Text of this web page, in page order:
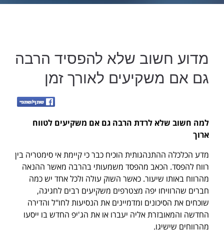
מדוע חשוב שלא להפסיד הרבה
גם אם משקיעים לאורך זמן
למה חשוב שלא לרדת הרבה גם אם משקיעים לטווח
ארוך
מדע הכלכלה ההתנהגותית הוכיח כבר כי קיימת אי סימטריה בין
רווח להפסד. הכאב מהפסד משמעותי בהרבה מאשר ההנאה
מהרווח באותו שיעור. כאשר השוק עולה ולכל אחד יש כמה
חברים שהרוויחו יפה מצטרפים משקיעים רבים לחגיגה,
שוכחים את הסיכונים ומדמיינים את הנסיעות לחו"ל והדירה
החדשה והמאובזרת אליה יעברו או את הג'יפ החדש בו ייסעו
מהרווחים שישיגו.